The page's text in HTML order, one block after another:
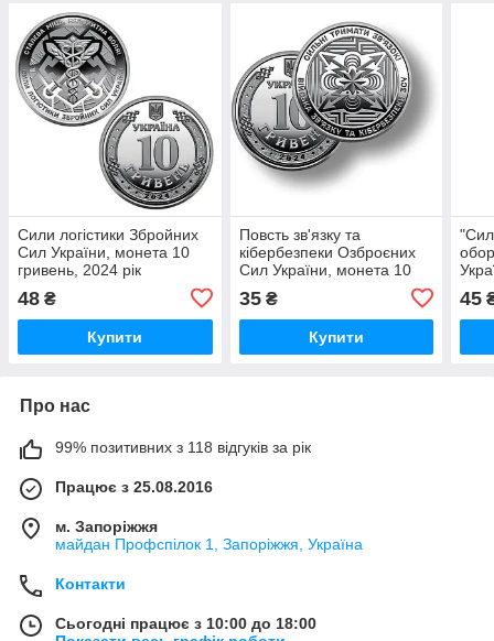
Сили логістики Збройних
Сил України, монета 10
гривень, 2024 рік
48 ₴
Купити
Повсть зв'язку та
кібербезпеки Озброєних
Сил України, монета 10
35₴
Купити
45
Про нас
99% позитивних з 118 відгуків за рік
Працює з 25.08.2016
м. Запоріжжя
майдан Профспілок 1, Запоріжжя, Україна
Контакти
Сьогодні працює з 10:00 до 18:00